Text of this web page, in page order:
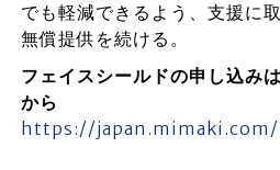
でも軽減できるよう、支援に
無償提供を続ける。
フェイスシールドの申し込み
から
https://